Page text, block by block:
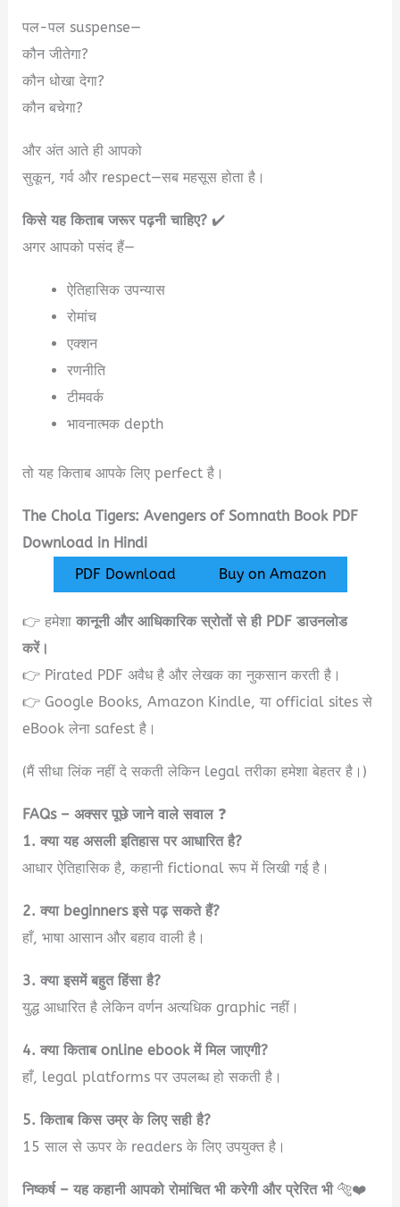
पल-पल suspense—
कौन जीतेगा?
कौन धोखा देगा?
कौन बचेगा?
और अंत आते ही आपको
सुकून, गर्व और respect—सब महसूस होता है।
किसे यह किताब जरूर पढ़नी चाहिए? ✔️
अगर आपको पसंद हैं—
ऐतिहासिक उपन्यास
रोमांच
एक्शन
रणनीति
टीमवर्क
भावनात्मक depth
तो यह किताब आपके लिए perfect है।
The Chola Tigers: Avengers of Somnath Book PDF
Download in Hindi
PDF Download
Buy on Amazon
👉 हमेशाकानूनी और आधिकारिक स्रोतों से ही PDF डाउनलोड
करें।
👉 Pirated PDF अवैध है और लेखक का नुकसान करती है।
👉 Google Books, Amazon Kindle, या official sites से
eBook लेना safest है।
(मैं सीधा लिंक नहीं दे सकती लेकिन legal तरीका हमेशा बेहतर है।)
FAQs – अक्सर पूछे जाने वाले सवाल❓
1. क्या यह असली इतिहास पर आधारित है?
आधार ऐतिहासिक है, कहानी fictional रूप में लिखी गई है।
2. क्या beginners इसे पढ़ सकते हैं?
हाँ, भाषा आसान और बहाव वाली है।
3. क्या इसमें बहुत हिंसा है?
युद्ध आधारित है लेकिन वर्णन अत्यधिक graphic नहीं।
4. क्या किताब online ebook में मिल जाएगी?
हाँ, legal platforms पर उपलब्ध हो सकती है।
5. किताब किस उम्र के लिए सही है?
15 साल से ऊपर के readers के लिए उपयुक्त है।
निष्कर्ष – यह कहानी आपको रोमांचित भी करेगी और प्रेरित भी🐅❤️